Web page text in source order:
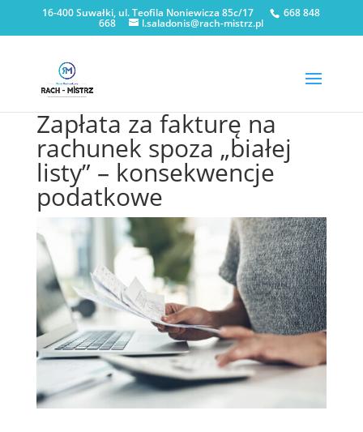
16-400 Suwałki, ul. Teofila Noniewicza 85c/17 668 848
668 l.saladonis@rach-mistrz.pl
Zapłata za fakturę na
rachunek spoza „białej
listy” – konsekwencje
podatkowe